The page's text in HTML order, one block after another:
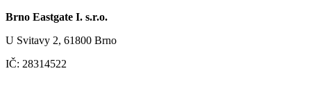
Brno Eastgate I. s.r.o.
U Svitavy 2, 61800 Brno
IČ: 28314522